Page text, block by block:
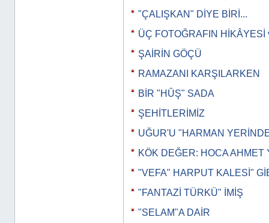
"ÇALIŞKAN" DİYE BİRİ...
ÜÇ FOTOĞRAFIN HİKÂYESİ
ŞAİRİN GÖÇÜ
RAMAZANI KARŞILARKEN
BİR "HÛŞ" SADA
ŞEHİTLERİMİZ
UĞUR'U "HARMAN
KÖK DEĞER: HOCA AHMET
"VEFA" HARPUT KALESİ"
"FANTAZİ TÜRKÜ" İMİŞ
"SELAM"A DAİR